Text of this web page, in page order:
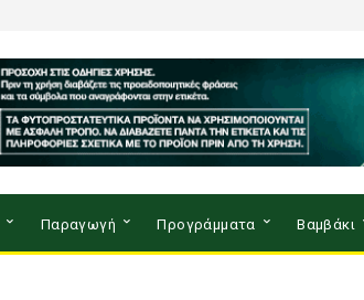
Παραγωγή Προγράμματα Βαμβάκι